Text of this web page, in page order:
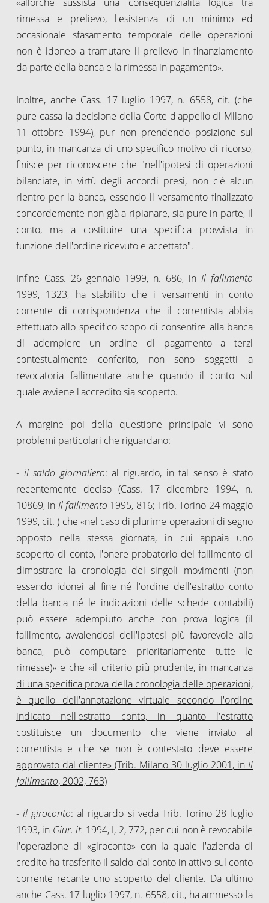
rimessa e prelievo, l'esistenza di un minimo ed
occasionale sfasamento temporale delle operazioni
non è idoneo a tramutare il prelievo in finanziamento
da parte della banca e la rimessa in pagamento».
Inoltre, anche Cass. 17 luglio 1997, n. 6558, cit. (che
pure cassa la decisione della Corte d'appello di Milano
11 ottobre 1994), pur non prendendo posizione sul
punto, in mancanza di uno specifico motivo di ricorso,
finisce per riconoscere che "nell'ipotesi di operazioni
bilanciate, in virtù degli accordi presi, non c'è alcun
rientro per la banca, essendo il versamento finalizzato
concordemente non già a ripianare, sia pure in parte, il
conto, ma a costituire una specifica provvista in
funzione dell'ordine ricevuto e accettato".
Infine Cass. 26 gennaio 1999, n. 686, in Il fallimento
1999, 1323, ha stabilito che i versamenti in conto
corrente di corrispondenza che il correntista abbia
effettuato allo specifico scopo di consentire alla banca
di adempiere un ordine di pagamento a terzi
contestualmente conferito, non sono soggetti a
revocatoria fallimentare anche quando il conto sul
quale avviene l'accredito sia scoperto.
A margine poi della questione principale vi sono
problemi particolari che riguardano:
- il saldo giornaliero: al riguardo, in tal senso è stato
recentemente deciso (Cass. 17 dicembre 1994, n.
10869, in Il fallimento 1995, 816; Trib. Torino 24 maggio
1999, cit. ) che «nel caso di plurime operazioni di segno
opposto nella stessa giornata, in cui appaia uno
scoperto di conto, l'onere probatorio del fallimento di
dimostrare la cronologia dei singoli movimenti (non
essendo idonei al fine né l'ordine dell'estratto conto
della banca né le indicazioni delle schede contabili)
può essere adempiuto anche con prova logica (il
fallimento, avvalendosi dell'ipotesi più favorevole alla
banca, può computare prioritariamente tutte le
rimesse)» e che «il criterio più prudente, in mancanza
di una specifica prova della cronologia delle operazioni,
è quello dell'annotazione virtuale secondo l'ordine
indicato nell'estratto conto, in quanto l'estratto
costituisce un documento che viene inviato al
correntista e che se non è contestato deve essere
approvato dal cliente» (Trib. Milano 30 luglio 2001, in Il
fallimento, 2002, 763)
-il giroconto: al riguardo si veda Trib. Torino 28 luglio
1993, in Giur. it. 1994, I, 2, 772, per cui non è revocabile
l'operazione di «giroconto» con la quale l'azienda di
credito ha trasferito il saldo dal conto in attivo sul conto
corrente recante uno scoperto del cliente. Da ultimo
anche Cass. 17 luglio 1997, n. 6558, cit., ha ammesso la